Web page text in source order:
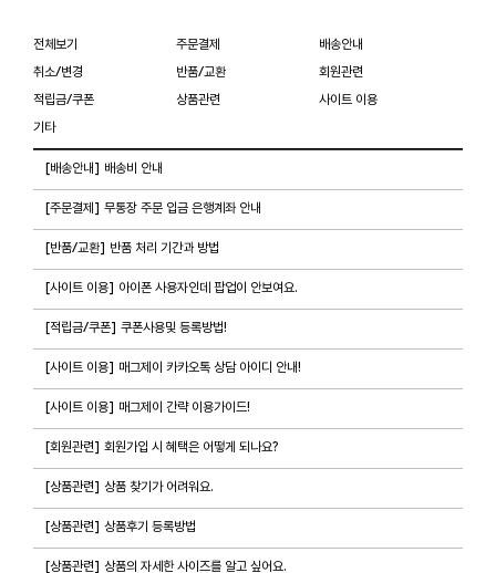
전체보기 주문결제 배송안내
취소/변경 반품/교환 회원관련
적립금/쿠폰 상품관련 사이트 이용
기타
[배송안내] 배송비 안내
[주문결제] 무통장 주문 입금 은행계좌 안내
[반품/교환] 반품 처리 기간과 방법
[사이트 이용] 아이폰 사용자인데 팝업이 안보여요.
[적립금/쿠폰] 쿠폰사용및 등록방법!
[사이트 이용] 매그제이 카카오톡 상담 아이디 안내!
[사이트 이용] 매그제이 간략 이용가이드!
[회원관련] 회원가입 시 혜택은 어떻게 되나요?
[상품관련] 상품 찾기가 어려워요.
[상품관련] 상품후기 등록방법
[상품관련] 상품의 자세한 사이즈를 알고 싶어요.